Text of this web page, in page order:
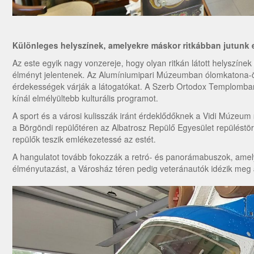
Különleges helyszínek, amelyekre máskor ritkábban jutunk
Az este egyik nagy vonzereje, hogy olyan ritkán látott
élményt jelentenek. Az Alumíniumipari Múzeumban
érdekességek várják a látogatókat. A Szerb Ortodox
kínál elmélyültebb kulturális programot.
A sport és a városi kulisszák iránt érdeklődőknek a Vidi
a Börgöndi repülőtéren az Albatrosz Repülő Egyesület
repülők teszik emlékezetessé az estét.
A hangulatot tovább fokozzák a retró- és panorámabuszok,
élményutazást, a Városház téren pedig veteránautók idézik